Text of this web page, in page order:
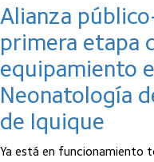
Alianza
primera etapa
equipamiento
Neonatología
de Iquique
Ya está en funcionamiento